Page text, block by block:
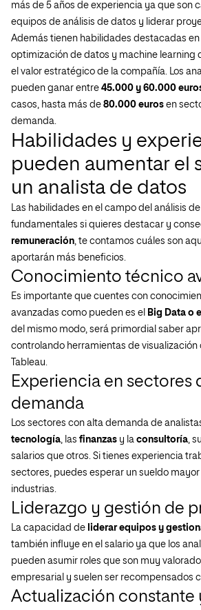
más de 5 años de experiencia ya que son
equipos de análisis de datos y liderar
Además tienen habilidades destacadas
optimización de datos y machine learning
el valor estratégico de la compañía. Los
pueden ganar entre 45.000 y 60.000
casos, hasta más de 80.000 euros en
demanda.
Habilidades y
pueden aumentar el
un analista de datos
Las habilidades en el campo del análisis
fundamentales si quieres destacar y
remuneración, te contamos cuáles son
aportarán más beneficios.
Conocimiento técnico
Es importante que cuentes con
avanzadas como pueden es el
Big Data o
del mismo modo, será primordial saber
controlando herramientas de visualización
Tableau.
Experiencia en sectores
demanda
Los sectores con alta demanda de
tecnología, las finanzas y la consultoría,
salarios que otros. Si tienes experiencia
sectores, puedes esperar un sueldo
industrias.
Liderazgo y gestión de
La capacidad de liderar equipos y
también influye en el salario ya que los
pueden asumir roles que son muy
empresarial y suelen ser recompensados
Actualización constante